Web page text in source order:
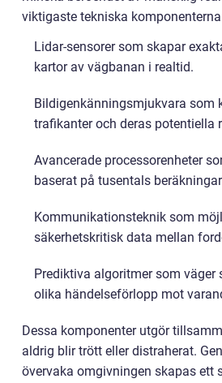
viktigaste tekniska
Lidar-sensorer som skapar
kartor av vägbanan i realtid.
Bildigenkänningsmjukvara som
trafikanter och deras potentiella
Avancerade processorenheter
baserat på tusentals
Kommunikationsteknik som
säkerhetskritisk data mellan
Prediktiva algoritmer som väger
olika händelseförlopp mot
Dessa komponenter utgör
aldrig blir trött eller distraherat.
övervaka omgivningen skapas ett